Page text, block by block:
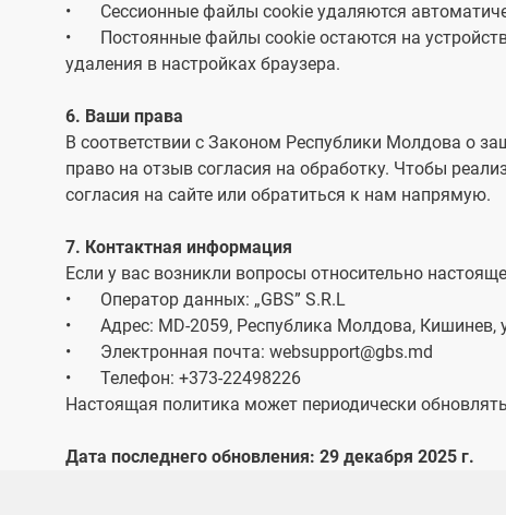
•
Сессионные файлы cookie удаляются
•
Постоянные файлы cookie остаются на
удаления в настройках браузера.
6. Ваши права
В соответствии с Законом Республики Молдова о
право на отзыв согласия на обработку. Чтобы
согласия на сайте или обратиться к нам напрямую.
7. Контактная информация
Если у вас возникли вопросы относительно
•
Оператор данных: „GBS” S.R.L
•
Адрес: MD-2059, Республика Молдова, Кишинев,
•
Электронная почта: websupport@gbs.md
•
Телефон: +373-22498226
Настоящая политика может периодически
Дата последнего обновления: 29 декабря 2025 г.